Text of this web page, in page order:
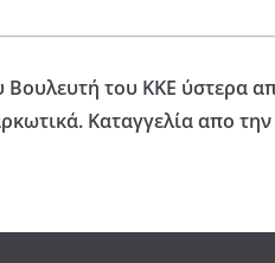
του ΚΚΕ ύστερα
Καταγγελία απο